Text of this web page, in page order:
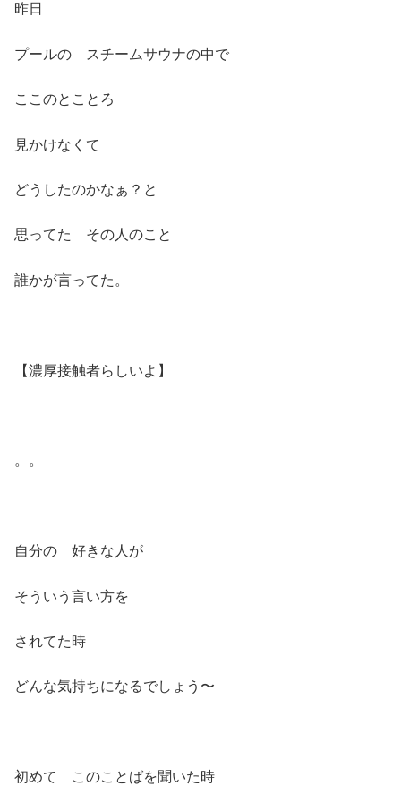
昨日
プールの スチームサウナの中で
ここのとことろ
見かけなくて
どうしたのかなぁ？と
思ってた その人のこと
誰かが言ってた。
【濃厚接触者らしいよ】
。。
自分の 好きな人が
そういう言い方を
されてた時
どんな気持ちになるでしょう〜
初めて このことばを聞いた時